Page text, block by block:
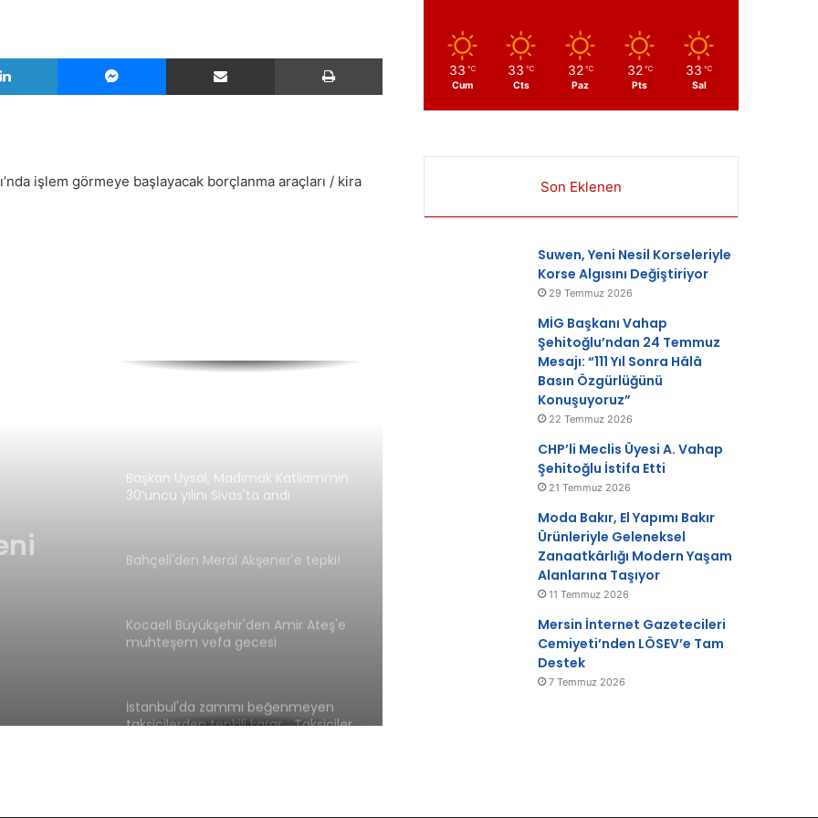
LinkedIn Messenger E-Posta ile paylaş Yazdır
işlem görmeye başlayacak borçlanma araçları / kira
Kocaeli Büyükşehir'den Amir Ateş'e
Malatya Arguvan'a yeni spor salonu
Bahçeli'den Meral Akşener'e tepki!
Kocaeli Büyükşehir'den Amir Ateş'e
İstanbul'da zammı beğenmeyen
33 ℃
Cum
33 ℃
Cts
32 ℃
Paz
32 ℃
Pts
33 ℃
Sal
Son Eklenen
Suwen, Yeni Nesil Korseleriyle
Korse Algısını Değiştiriyor
29 Temmuz 2026
MİG Başkanı Vahap
Şehitoğlu’ndan 24 Temmuz
Mesajı: “111 Yıl Sonra Hâlâ
Basın Özgürlüğünü
Konuşuyoruz”
22 Temmuz 2026
CHP’li Meclis Üyesi A. Vahap
Şehitoğlu İstifa Etti
21 Temmuz 2026
Moda Bakır, El Yapımı Bakır
Ürünleriyle Geleneksel
Zanaatkârlığı Modern Yaşam
Alanlarına Taşıyor
11 Temmuz 2026
Mersin İnternet Gazetecileri
Cemiyeti’nden LÖSEV’e Tam
Destek
7 Temmuz 2026